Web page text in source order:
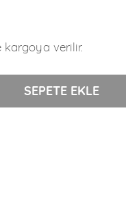
kargoya verilir.